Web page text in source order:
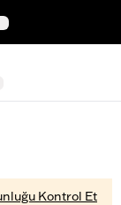
Kontrol Et